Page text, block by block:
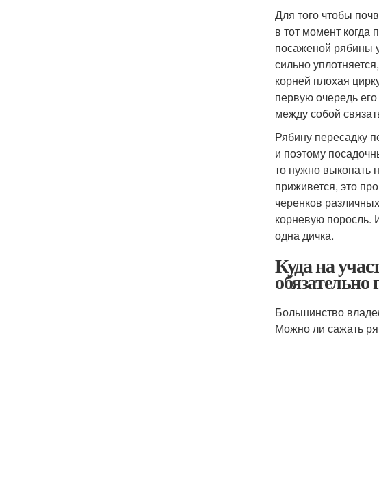
Для того чтобы
в тот момент когда
посаженой рябины
сильно
корней плохая
первую очередь
между собой
Рябину пересадку
и поэтому
то нужно выкопать
приживется, это
черенков
корневую поросль.
одна дичка.
Куда на
Большинство
Можно ли сажать